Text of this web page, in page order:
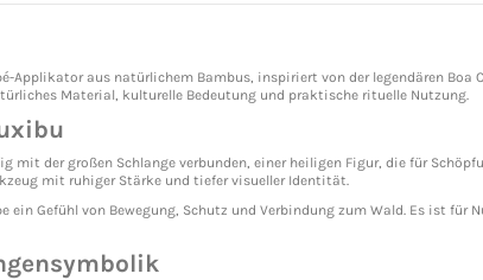
Applikator aus natürlichem Bambus, inspiriert von der legendären
Material, kulturelle Bedeutung und praktische rituelle Nutzung.
der großen Schlange verbunden, einer heiligen Figur, die für
mit ruhiger Stärke und tiefer visueller Identität.
ein Gefühl von Bewegung, Schutz und Verbindung zum Wald. Es ist